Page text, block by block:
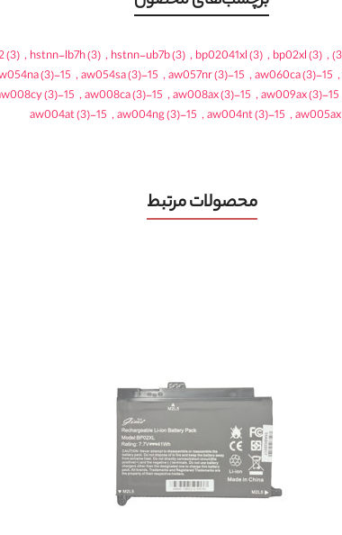
,
bp02xl(3)
,
bp02041xl(3)
,
hstnn-ub7b(3)
,
hstnn-lb7h(3)
,
(3)
,
15-aw060ca
(3)
,
15-aw057nr
(3)
,
15-aw054sa
(3)
,
15-aw054na
(3)
15-aw009ax
(3)
,
15-aw008ax
(3)
,
15-aw008ca
(3)
,
15-aw008cy
(3)
,
15-aw004nt
(3)
,
15-aw004ng
(3)
,
15-aw004at
(3)
محصولات مرتبط